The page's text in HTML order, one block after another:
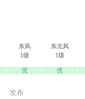
东风
1级
优
东北风
1级
优
发布